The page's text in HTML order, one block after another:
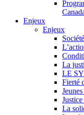
Enjeux
Enjeux
La
LE
Fierté
La